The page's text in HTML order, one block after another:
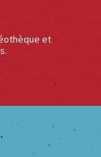
et